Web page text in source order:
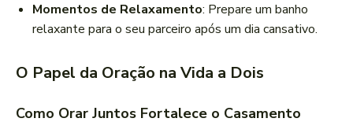
Momentos de Relaxamento: Prepare um banho
relaxante para o seu parceiro após um dia cansativo.
O Papel da Oração na Vida a Dois
Como Orar Juntos Fortalece o Casamento